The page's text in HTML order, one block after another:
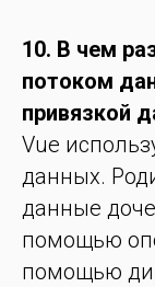
10. В чем
потоком
привязкой
Vue
данных.
данные
помощью
помощью